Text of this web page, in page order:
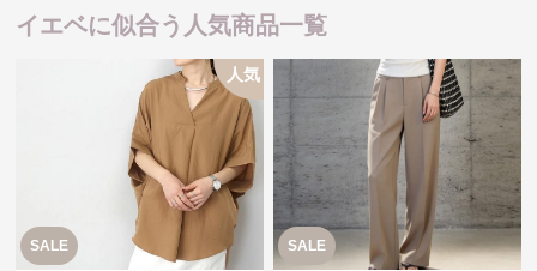
イエベに似合う人気商品一覧
SALE
人気
SALE